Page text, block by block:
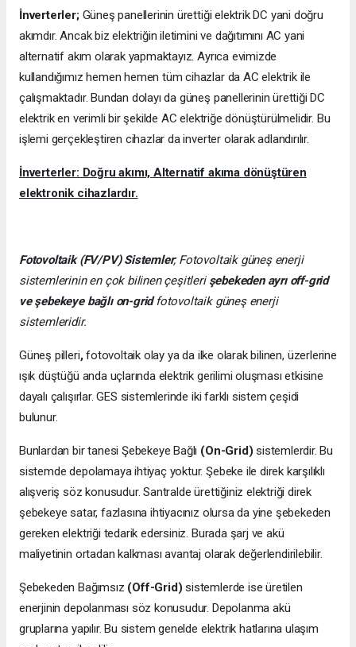
İnverterler;Güneş panellerinin ürettiği elektrik DC yani doğru
akımdır. Ancak biz elektriğin iletimini ve dağıtımını AC yani
alternatif akım olarak yapmaktayız. Ayrıca evimizde
kullandığımız hemen hemen tüm cihazlar da AC elektrik ile
çalışmaktadır. Bundan dolayı da güneş panellerinin ürettiği DC
elektrik en verimli bir şekilde AC elektriğe dönüştürülmelidir. Bu
işlemi gerçekleştiren cihazlar da inverter olarak adlandırılır.
İnverterler: Doğru akımı, Alternatif akıma dönüştüren
elektronik cihazlardır.
Fotovoltaik (FV/PV) Sistemler; Fotovoltaik güneş enerji
sistemlerinin en çok bilinen çeşitleri şebekeden ayrı off-grid
ve şebekeye bağlı on-gridfotovoltaik güneş enerji
sistemleridir.
Güneş pilleri,fotovoltaik olay ya da ilke olarak bilinen, üzerlerine
ışık düştüğü anda uçlarında elektrik gerilimi oluşması etkisine
dayalı çalışırlar. GES sistemlerinde iki farklı sistem çeşidi
bulunur.
Bunlardan bir tanesi Şebekeye Bağlı (On-Grid) sistemlerdir. Bu
sistemde depolamaya ihtiyaç yoktur. Şebeke ile direk karşılıklı
alışveriş söz konusudur. Santralde ürettiğiniz elektriği direk
şebekeye satar, fazlasına ihtiyacınız olursa da yine şebekeden
gereken elektriği tedarik edersiniz. Burada şarj ve akü
maliyetinin ortadan kalkması avantaj olarak değerlendirilebilir.
Şebekeden Bağımsız (Off-Grid) sistemlerde ise üretilen
enerjinin depolanması söz konusudur. Depolanma akü
gruplarına yapılır. Bu sistem genelde elektrik hatlarına ulaşım